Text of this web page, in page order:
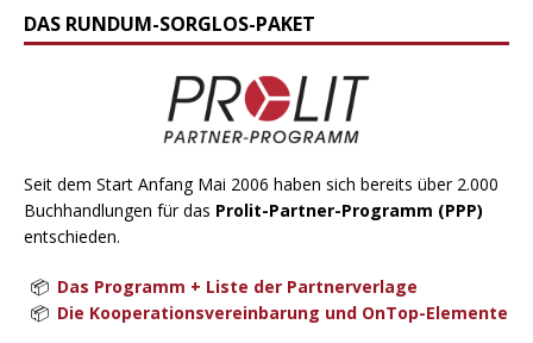
DAS RUNDUM-SORGLOS-PAKET
Seit dem Start Anfang Mai 2006 haben sich bereits über 2.000
Buchhandlungen für das Prolit-Partner-Programm (PPP)
entschieden.
Das Programm + Liste der Partnerverlage
Die Kooperationsvereinbarung und OnTop-Elemente